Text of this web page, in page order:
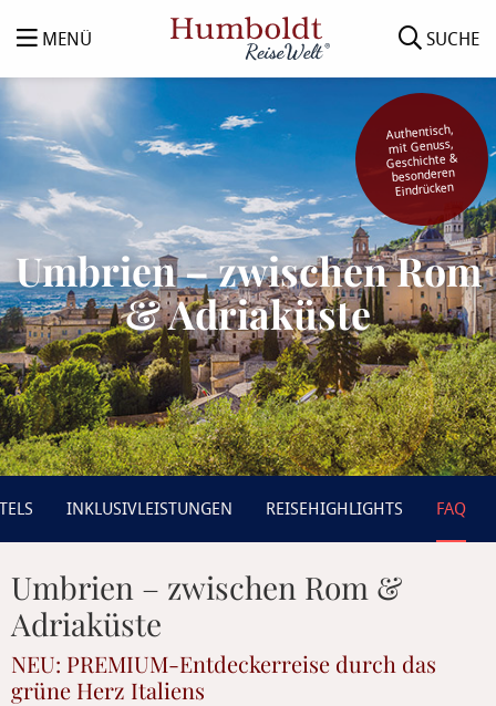
MENÜ SUCHE
Umbrien – zwischen Rom
& Adriaküste
Authentisch,
mit Genuss,
Geschichte &
besonderen
Eindrücken
INKLUSIVLEISTUNGEN REISEHIGHLIGHTS FAQ
Umbrien – zwischen Rom &
Adriaküste
NEU: PREMIUM-Entdeckerreise durch das
grüne Herz Italiens